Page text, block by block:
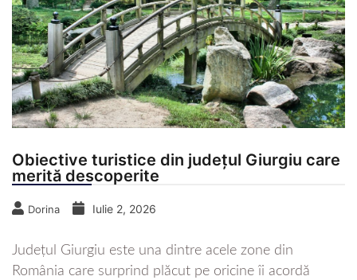
Obiective turistice din județul Giurgiu care
merită descoperite
Dorina Iulie 2, 2026
Județul Giurgiu este una dintre acele zone din
România care surprind plăcut pe oricine îi acordă